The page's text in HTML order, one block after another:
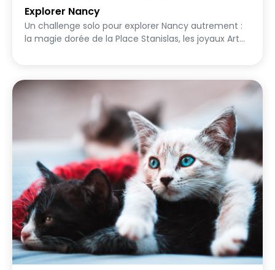
Explorer Nancy
Un challenge solo pour explorer Nancy autrement :
la magie dorée de la Place Stanislas, les joyaux Art
que peu de visiteurs découvrent. Pars à ton rythme
et rapporte les preuves de tes trouvailles !